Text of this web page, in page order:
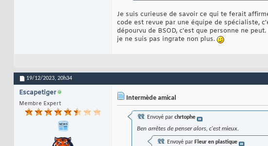
Je suis curieuse de savoir ce qui te ferait
code est revue par une équipe de spécialiste,
dépourvu de BSOD, c'est que personne ne
je ne suis pas ingrate non plus.
19/12/2023, 20h34
Escapetiger
Membre Expert
Intermède amical
Envoyé par chrtophe
Ben arrêtes de penser alors, c'est mieux.
Envoyé par Fleur en plastique